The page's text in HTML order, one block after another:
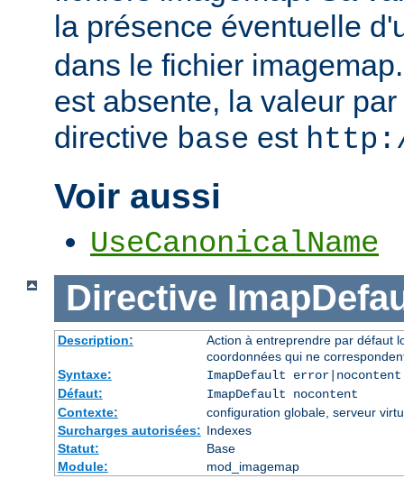
la présence éventuelle
dans le fichier
est absente, la valeur
directive base est
Voir aussi
UseCanonicalName
Directive
Description:
Action à entreprendre par défaut
coordonnées qui ne
Syntaxe:
ImapDefault
Défaut:
ImapDefault nocontent
Contexte:
configuration globale, serveur
Surcharges autorisées: Indexes
Statut:
Base
Module:
mod_imagemap